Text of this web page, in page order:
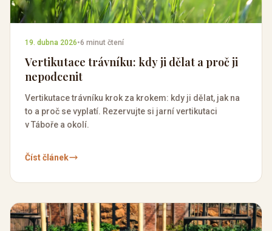
19. dubna 2026•6 minut čtení
Vertikutace trávníku: kdy ji dělat a proč ji
nepodcenit
Vertikutace trávníku krok za krokem: kdy ji dělat, jak na
to a proč se vyplatí. Rezervujte si jarní vertikutaci
v Táboře a okolí.
Číst článek